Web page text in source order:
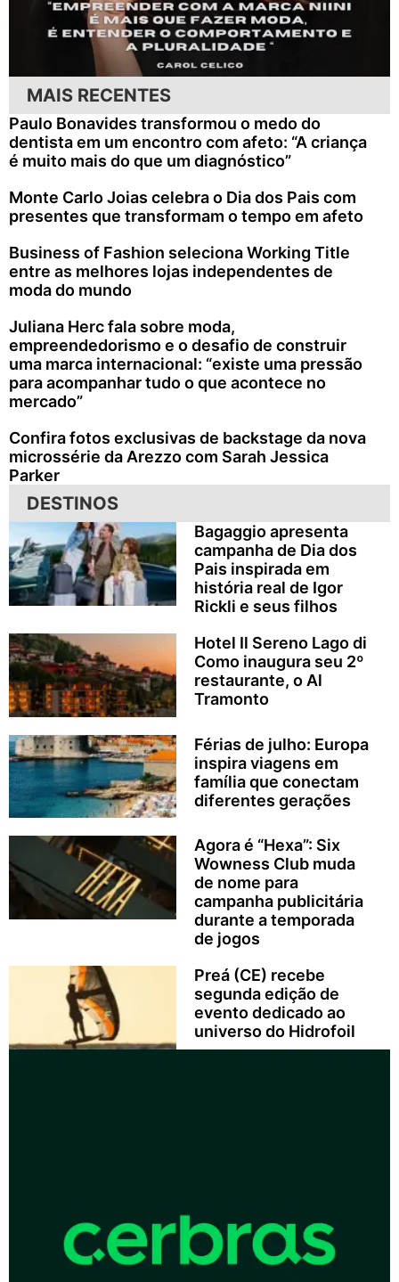
MAIS RECENTES
Paulo Bonavides transformou o medo do
dentista em um encontro com afeto: “A criança
é muito mais do que um diagnóstico”
Monte Carlo Joias celebra o Dia dos Pais com
presentes que transformam o tempo em afeto
Business of Fashion seleciona Working Title
entre as melhores lojas independentes de
moda do mundo
Juliana Herc fala sobre moda,
empreendedorismo e o desafio de construir
uma marca internacional: “existe uma pressão
para acompanhar tudo o que acontece no
mercado”
Confira fotos exclusivas de backstage da nova
microssérie da Arezzo com Sarah Jessica
Parker
DESTINOS
Bagaggio apresenta
campanha de Dia dos
Pais inspirada em
história real de Igor
Rickli e seus filhos
Hotel Il Sereno Lago di
Como inaugura seu 2º
restaurante, o Al
Tramonto
Férias de julho: Europa
inspira viagens em
família que conectam
diferentes gerações
Agora é “Hexa”: Six
Wowness Club muda
de nome para
campanha publicitária
durante a temporada
de jogos
Preá (CE) recebe
segunda edição de
evento dedicado ao
universo do Hidrofoil